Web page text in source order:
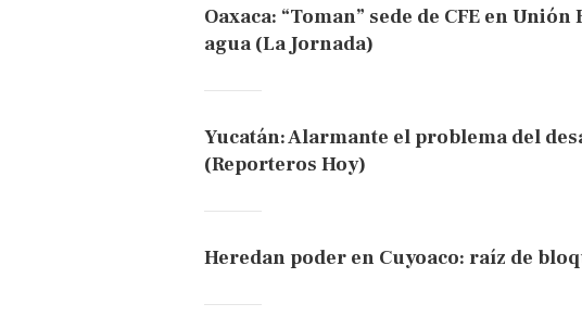
Oaxaca: “Toman” sede de CFE en
agua (La Jornada)
Yucatán: Alarmante el problema del
(Reporteros Hoy)
Heredan poder en Cuyoaco: raíz de